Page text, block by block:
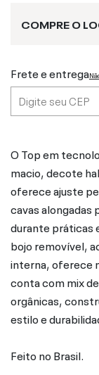
COMPRE O
Frete e entrega
O Top em
macio, decote
oferece ajuste
cavas
durante práticas
bojo removível,
interna, oferece
conta com mix
orgânicas,
estilo e
Feito no Brasil.